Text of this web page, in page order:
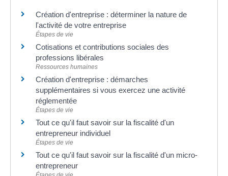
Création d'entreprise : déterminer la nature de
l'activité de votre entreprise
Étapes de vie
Cotisations et contributions sociales des
professions libérales
Ressources humaines
Création d'entreprise : démarches
supplémentaires si vous exercez une activité
réglementée
Étapes de vie
Tout ce qu'il faut savoir sur la fiscalité d'un
entrepreneur individuel
Étapes de vie
Tout ce qu'il faut savoir sur la fiscalité d'un micro-
entrepreneur